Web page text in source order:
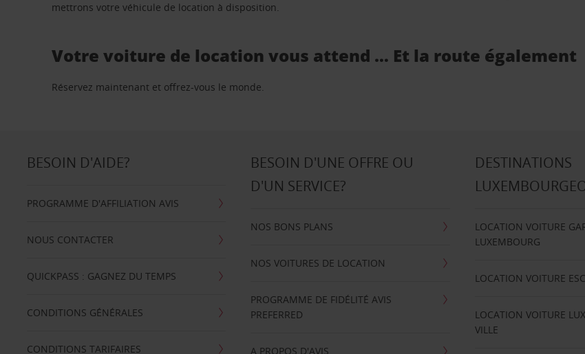
mettrons votre véhicule de location à disposition.
Votre voiture de location vous attend … Et la route également
Réservez maintenant et offrez-vous le monde.
BESOIN D'AIDE?
PROGRAMME D'AFFILIATION AVIS
NOUS CONTACTER
QUICKPASS : GAGNEZ DU TEMPS
CONDITIONS GÉNÉRALES
CONDITIONS TARIFAIRES
BESOIN D'UNE OFFRE OU
D'UN SERVICE?
NOS BONS PLANS
NOS VOITURES DE LOCATION
PROGRAMME DE FIDÉLITÉ AVIS
PREFERRED
A PROPOS D'AVIS
DESTINATIONS
LOCATION VOITURE
LUXEMBOURG
LOCATION VOITURE
LOCATION VOITURE
VILLE